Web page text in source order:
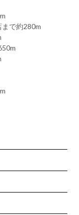
で約280m